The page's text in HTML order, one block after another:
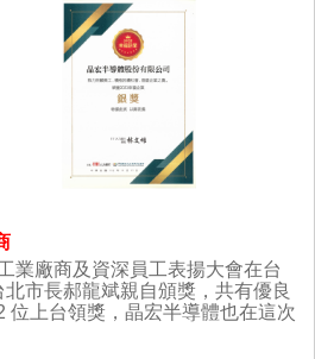
廠商及資深員工表揚大會在台
市長郝龍斌親自頒獎，共有優良
位上台領獎，晶宏半導體也在這次